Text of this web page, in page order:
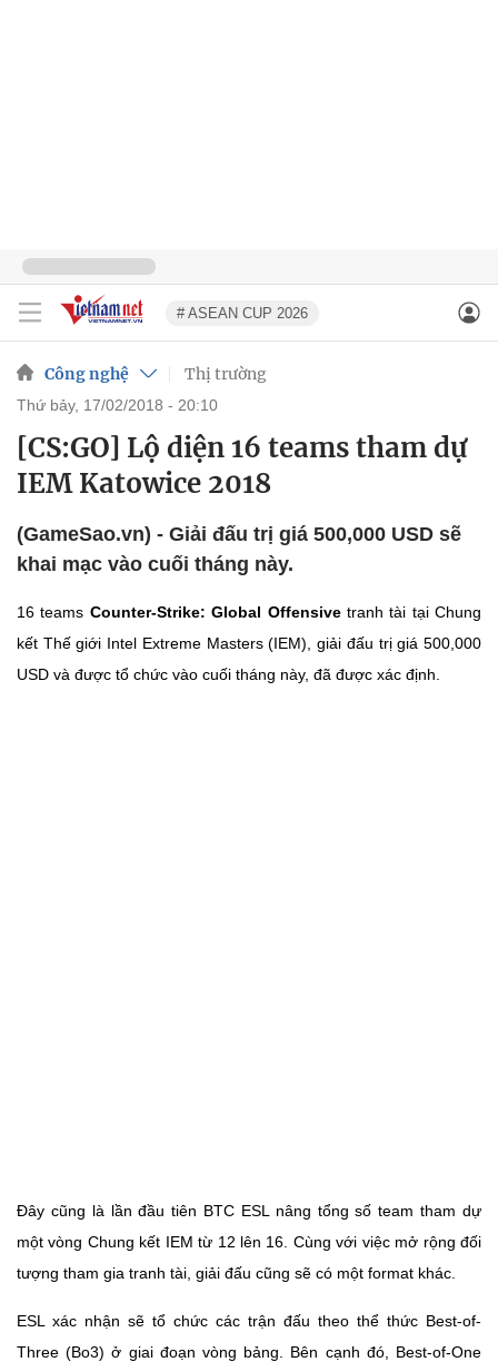
# ASEAN CUP 2026
Công nghệ Thị trường
thứ bảy, 17/02/2018 - 20:10
[CS:GO] Lộ diện 16 teams tham dự
IEM Katowice 2018
(GameSao.vn) - Giải đấu trị giá 500,000 USD sẽ
khai mạc vào cuối tháng này.
16 teams Counter-Strike: Global Offensivetranh tài tại Chung
kết Thế giới Intel Extreme Masters (IEM), giải đấu trị giá 500,000
USD và được tổ chức vào cuối tháng này, đã được xác định.
Đây cũng là lần đầu tiên BTC ESL nâng tổng số team tham dự
một vòng Chung kết IEM từ 12 lên 16. Cùng với việc mở rộng đối
tượng tham gia tranh tài, giải đấu cũng sẽ có một format khác.
ESL xác nhận sẽ tổ chức các trận đấu theo thể thức Best-of-
Three (Bo3) ở giai đoạn vòng bảng. Bên cạnh đó, Best-of-One